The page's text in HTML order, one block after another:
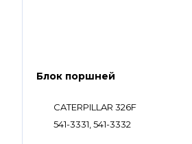
Блок поршней
CATERPILLAR 326F
541-3331, 541-3332